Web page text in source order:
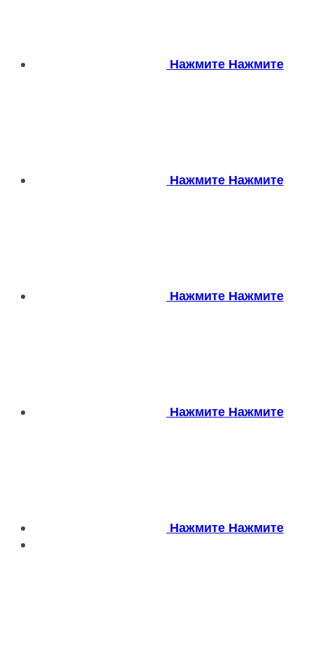
Нажмите Нажмите
Нажмите Нажмите
Нажмите Нажмите
Нажмите Нажмите
Нажмите Нажмите